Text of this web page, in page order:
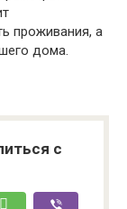
проживания, а
дома.
с